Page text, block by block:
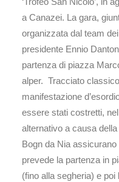
a Canazei. La gara,
organizzata dal team
presidente Ennio
partenza di piazza
alper. Tracciato
manifestazione
essere stati costretti,
alternativo a causa
Bogn da Nia
prevede la partenza in
(fino alla segheria) e